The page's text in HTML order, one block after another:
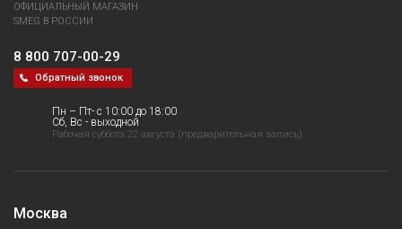
ОФИЦИАЛЬНЫЙ МАГАЗИН
SMEG В РОССИИ
8 800 707-00-29
Обратный звонок
Пн – Пт- с 10:00 до 18:00
Сб, Вс - выходной
Рабочая суббота 22 августа (предварительная запись)
Москва